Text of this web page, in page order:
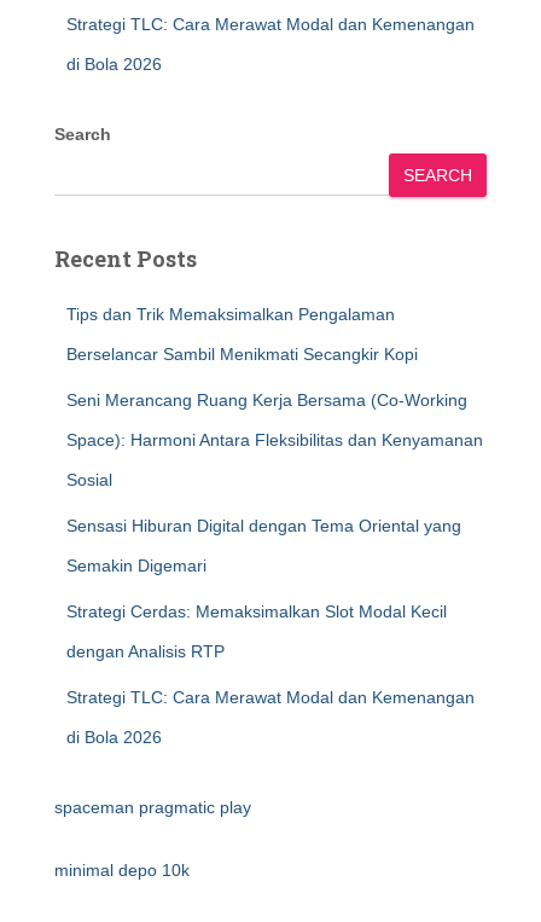
Strategi TLC: Cara Merawat Modal dan Kemenangan
di Bola 2026
Search
SEARCH
Recent Posts
Tips dan Trik Memaksimalkan Pengalaman
Berselancar Sambil Menikmati Secangkir Kopi
Seni Merancang Ruang Kerja Bersama (Co-Working
Space): Harmoni Antara Fleksibilitas dan Kenyamanan
Sosial
Sensasi Hiburan Digital dengan Tema Oriental yang
Semakin Digemari
Strategi Cerdas: Memaksimalkan Slot Modal Kecil
dengan Analisis RTP
Strategi TLC: Cara Merawat Modal dan Kemenangan
di Bola 2026
spaceman pragmatic play
minimal depo 10k